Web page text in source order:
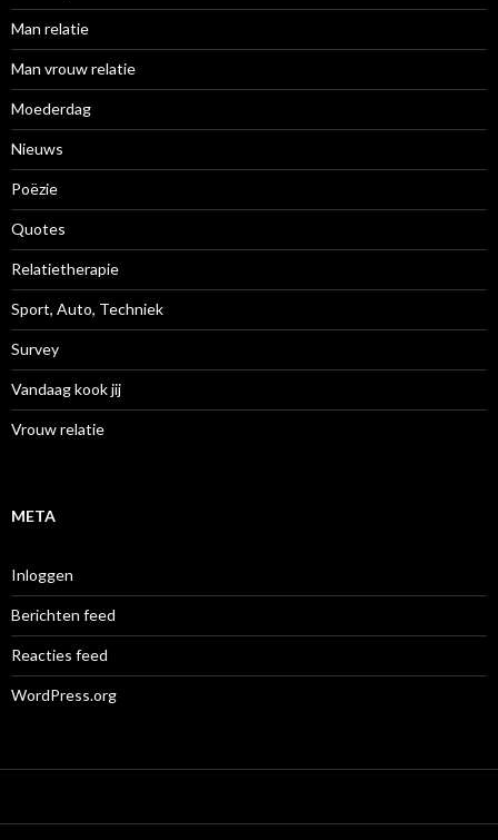
Man relatie
Man vrouw relatie
Moederdag
Nieuws
Poëzie
Quotes
Relatietherapie
Sport, Auto, Techniek
Survey
Vandaag kook jij
Vrouw relatie
META
Inloggen
Berichten feed
Reacties feed
WordPress.org